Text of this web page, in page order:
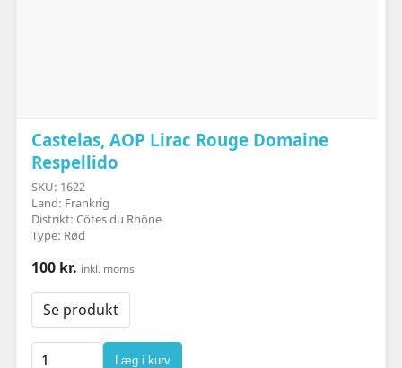
Castelas, AOP Lirac Rouge Domaine
Respellido
SKU: 1622
Land: Frankrig
Distrikt: Côtes du Rhône
Type: Rød
100 kr. inkl. moms
Se produkt
Læg i kurv